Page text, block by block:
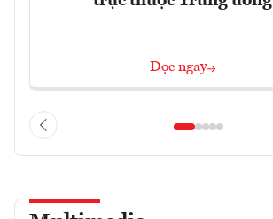
Đọc ngay